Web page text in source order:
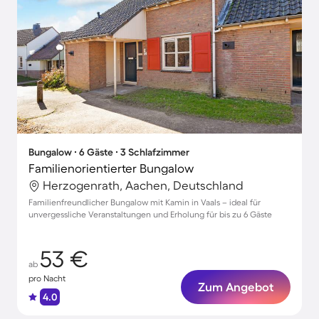
Bungalow ∙ 6 Gäste ∙ 3 Schlafzimmer
Familienorientierter Bungalow
Herzogenrath, Aachen, Deutschland
Familienfreundlicher Bungalow mit Kamin in Vaals – ideal für
unvergessliche Veranstaltungen und Erholung für bis zu 6 Gäste
ab 53 €
pro Nacht
4.0
Zum Angebot